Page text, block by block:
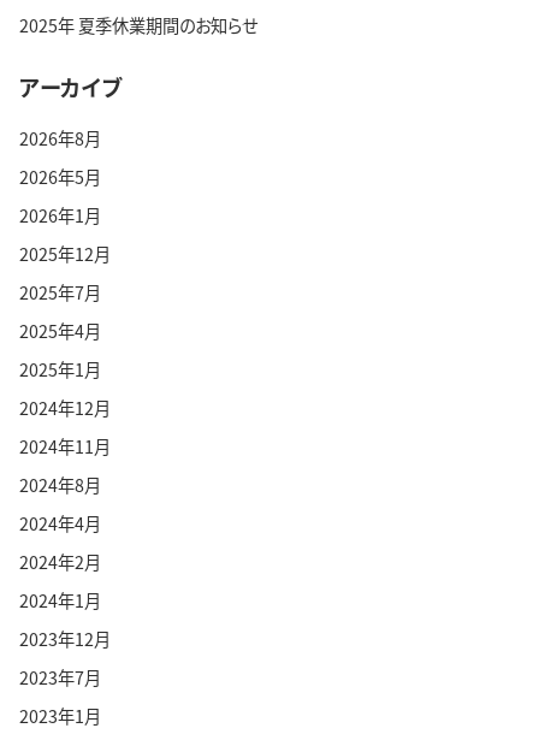
2025年 夏季休業期間のお知らせ
アーカイブ
2026年8月
2026年5月
2026年1月
2025年12月
2025年7月
2025年4月
2025年1月
2024年12月
2024年11月
2024年8月
2024年4月
2024年2月
2024年1月
2023年12月
2023年7月
2023年1月